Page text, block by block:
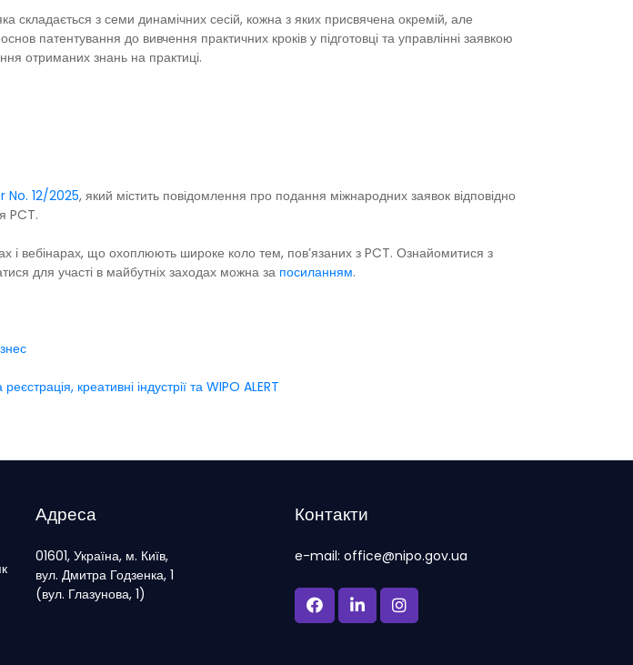
складається з семи динамічних сесій, кожна з яких присвячена окремій, але
патентування до вивчення практичних кроків у підготовці та управлінні заявкою
отриманих знань на практиці.
No. 12/2025, який містить повідомлення про подання міжнародних заявок відповідно
PCT.
і вебінарах, що охоплюють широке коло тем, пов’язаних з PCT. Ознайомитися з
для участі в майбутніх заходах можна за посиланням.
креативні індустрії та WIPO ALERT
Адреса
01601, Україна, м. Київ,
вул. Дмитра Годзенка, 1
(вул. Глазунова, 1)
Контакти
e-mail: office@nipo.gov.ua